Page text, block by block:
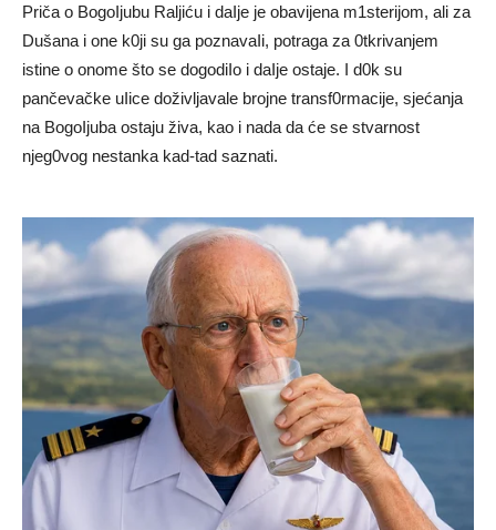
Priča o BogoIjubu Raljiću i daIje je obavijena m1sterijom, ali za
Dušana i one k0ji su ga poznavaIi, potraga za 0tkrivanjem
istine o onome što se dogodiIo i daIje ostaje. I d0k su
pančevačke uIice doživljavale brojne transf0rmacije, sjećanja
na BogoIjuba ostaju živa, kao i nada da će se stvarnost
njeg0vog nestanka kad-tad saznati.